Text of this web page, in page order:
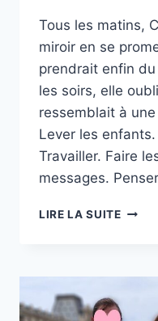
Tous les matins,
miroir en se
prendrait enfin
les soirs, elle
ressemblait à
Lever les
Travailler. Faire
messages.
LIRE LA SUITE